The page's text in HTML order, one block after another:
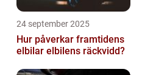
24 september 2025
Hur påverkar framtidens
elbilar elbilens räckvidd?